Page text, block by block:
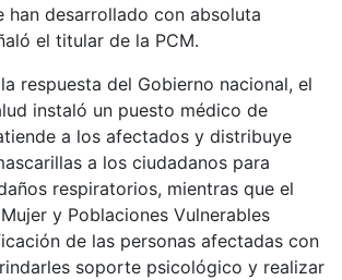
han desarrollado con absoluta
el titular de la PCM.
respuesta del Gobierno nacional, el
instaló un puesto médico de
a los afectados y distribuye
a los ciudadanos para
respiratorios, mientras que el
y Poblaciones Vulnerables
de las personas afectadas con
soporte psicológico y realizar